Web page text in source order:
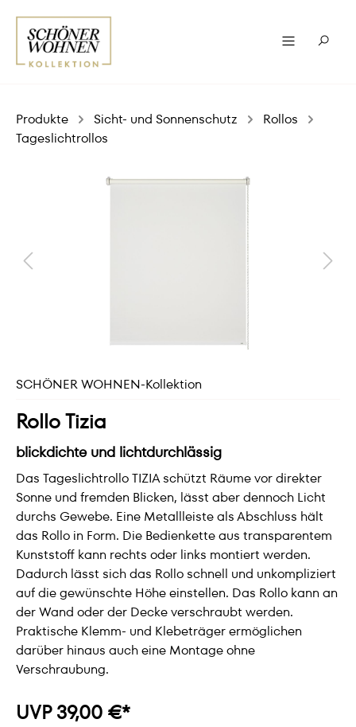
Produkte Sicht- und Sonnenschutz
Rollos
Tageslichtrollos
SCHÖNER WOHNEN-Kollektion
Rollo Tizia
blickdichte und lichtdurchlässig
Das Tageslichtrollo TIZIA schützt Räume vor direkter
Sonne und fremden Blicken, lässt aber dennoch Licht
durchs Gewebe. Eine Metallleiste als Abschluss hält
das Rollo in Form. Die Bedienkette aus transparentem
Kunststoff kann rechts oder links montiert werden.
Dadurch lässt sich das Rollo schnell und unkompliziert
auf die gewünschte Höhe einstellen. Das Rollo kann an
der Wand oder der Decke verschraubt werden.
Praktische Klemm- und Klebeträger ermöglichen
darüber hinaus auch eine Montage ohne
Verschraubung.
UVP 39,00 €*